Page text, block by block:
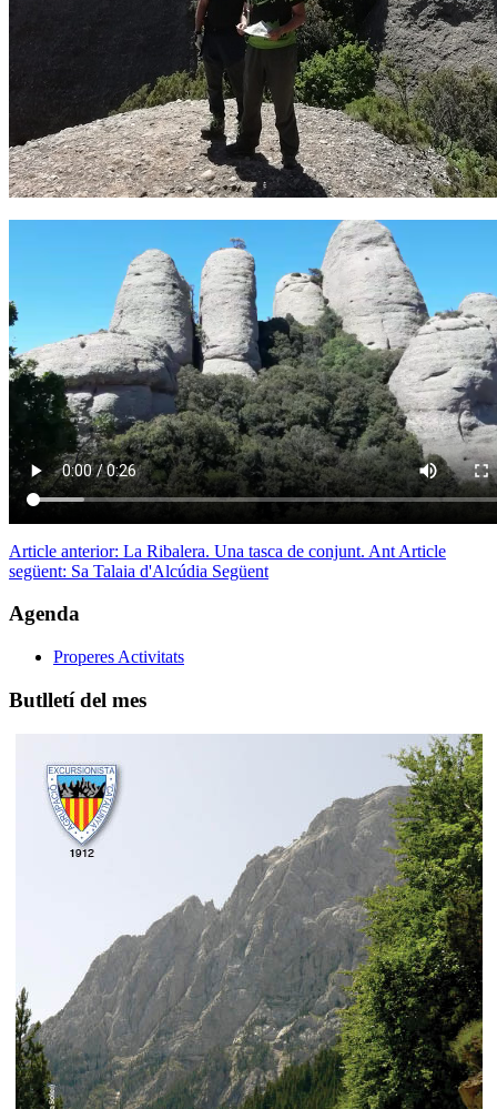
Article anterior: La Ribalera. Una tasca de conjunt. Ant Article
següent: Sa Talaia d'Alcúdia Següent
Agenda
Properes Activitats
Butlletí del mes